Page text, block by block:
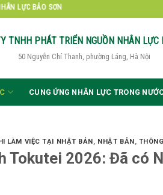
TNHH PHÁT TRIỂN NGUỒN NHÂN LỰC
50 Nguyễn Chí Thanh, phường Láng, Hà Nội
CUNG ỨNG NHÂN LỰC TRONG
LÀM VIỆC TẠI NHẬT BẢN, NHẬT BẢN,
Tokutei 2026: Đã có